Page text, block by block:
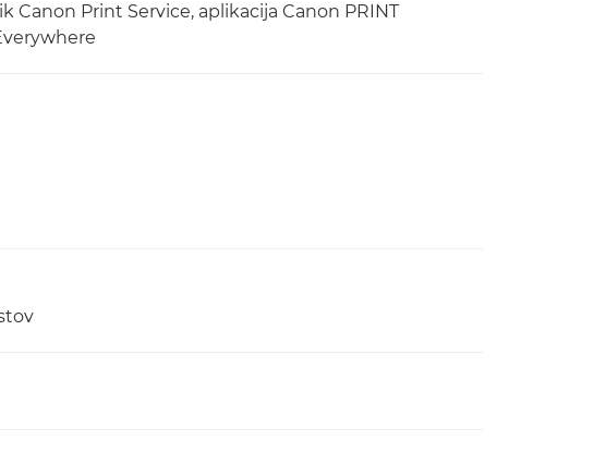
Canon Print Service, aplikacija Canon PRINT